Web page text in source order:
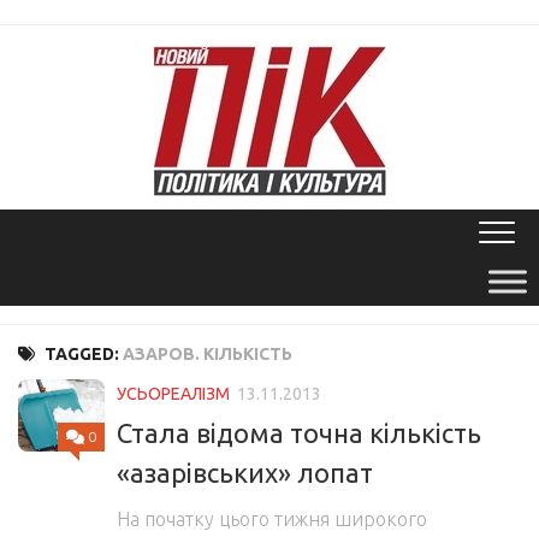
TAGGED: АЗАРОВ. КІЛЬКІСТЬ
0
УСЬОРЕАЛІЗМ 13.11.2013
Стала відома точна кількість
«азарівських» лопат
На початку цього тижня широкого